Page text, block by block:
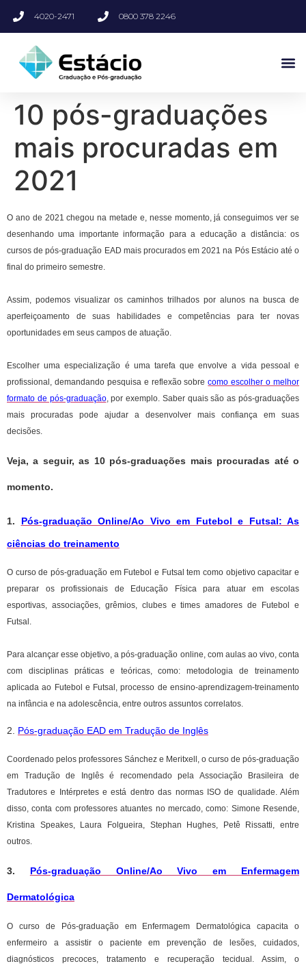
4020-2471 0800 378 2246
10 pós-graduações
mais procuradas em
2021
O ano de 2021 chegou na metade e, nesse momento, já conseguimos ver se
desenhando uma importante informação para a educação a distância: os
cursos de pós-graduação EAD mais procurados em 2021 na Pós Estácio até o
final do primeiro semestre.
Assim, podemos visualizar os caminhos trilhados por alunos na busca de
aperfeiçoamento de suas habilidades e competências para ter novas
oportunidades em seus campos de atuação.
Escolher uma especialização é uma tarefa que envolve a vida pessoal e
profissional, demandando pesquisa e reflexão sobrecomo escolher o melhor
formato de pós-graduação, por exemplo. Saber quais são as pós-graduações
mais procuradas pode ajudar a desenvolver mais confiança em suas
decisões.
Veja, a seguir, as 10 pós-graduações mais procuradas até o
momento.
1. Pós-graduação Online/Ao Vivo em Futebol e Futsal: As
ciências do treinamento
O curso de pós-graduação em Futebol e Futsal tem como objetivo capacitar e
preparar os profissionais de Educação Física para atuar em escolas
esportivas, associações, grêmios, clubes e times amadores de Futebol e
Futsal.
Para alcançar esse objetivo, a pós-graduação online, com aulas ao vivo, conta
com disciplinas práticas e teóricas, como: metodologia de treinamento
aplicada ao Futebol e Futsal, processo de ensino-aprendizagem-treinamento
na infância e na adolescência, entre outros assuntos correlatos.
2. Pós-graduação EAD em Tradução de Inglês
Coordenado pelos professores Sánchez e Meritxell, o curso de pós-graduação
em Tradução de Inglês é recomendado pela Associação Brasileira de
Tradutores e Intérpretes e está dentro das normas ISO de qualidade. Além
disso, conta com professores atuantes no mercado, como: Simone Resende,
Kristina Speakes, Laura Folgueira, Stephan Hughes, Petê Rissatti, entre
outros.
3. Pós-graduação Online/Ao Vivo em Enfermagem
Dermatológica
O curso de Pós-graduação em Enfermagem Dermatológica capacita o
enfermeiro a assistir o paciente em prevenção de lesões, cuidados,
diagnósticos precoces, tratamento e recuperação tecidual. Assim, o